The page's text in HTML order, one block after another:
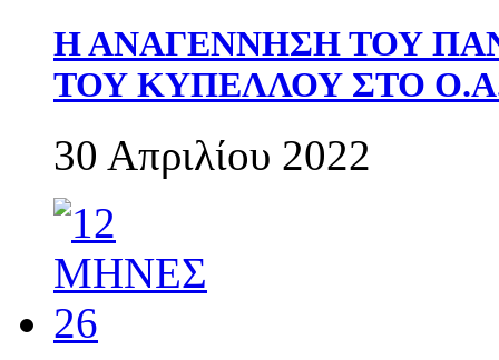
Η ΑΝΑΓΕΝΝΗΣΗ ΤΟΥ
ΤΟΥ ΚΥΠΕΛΛΟΥ ΣΤΟ
30 Απριλίου 2022